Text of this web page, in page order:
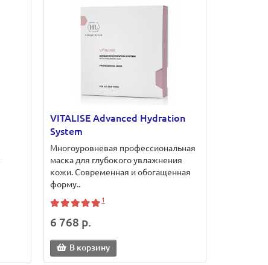
VITALISE Advanced Hydration
System
Многоуровневая профессиональная
маска для глубокого увлажнения
кожи. Современная и обогащенная
форму..
1
6 768 р.
В корзину